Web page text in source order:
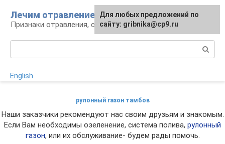
контенту
Лечим отравление
Признаки отравления, способы лечения
English
рулонный газон тамбов
Наши заказчики рекомендуют нас своим друзьям и знакомым.
Если Вам необходимы озеленение, система полива, рулонный
газон, или их обслуживание- будем рады помочь.
Для любых предложений по
сайту: gribnika@cp9.ru